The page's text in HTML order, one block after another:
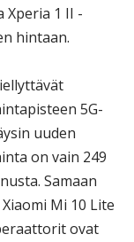
Xperia 1 II -
hintaan.
5G-
uuden
on vain 249
Samaan
Mi 10 Lite
ovat